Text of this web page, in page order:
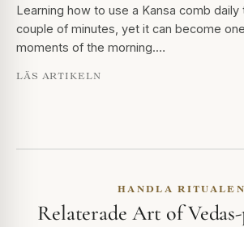
Learning how to use a Kansa comb daily
couple of minutes, yet it can become
moments of the morning.…
LÄS ARTIKELN
HANDLA RITUALEN
Relaterade Art of